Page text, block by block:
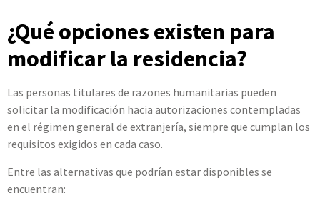
¿Qué opciones existen para
modificar la residencia?
Las personas titulares de razones humanitarias pueden
solicitar la modificación hacia autorizaciones contempladas
en el régimen general de extranjería, siempre que cumplan los
requisitos exigidos en cada caso.
Entre las alternativas que podrían estar disponibles se
encuentran: